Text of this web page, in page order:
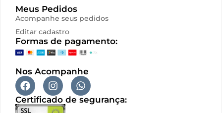
Meus Pedidos
Acompanhe seus pedidos
Editar cadastro
Formas de pagamento:
Nos Acompanhe
Certificado de segurança: